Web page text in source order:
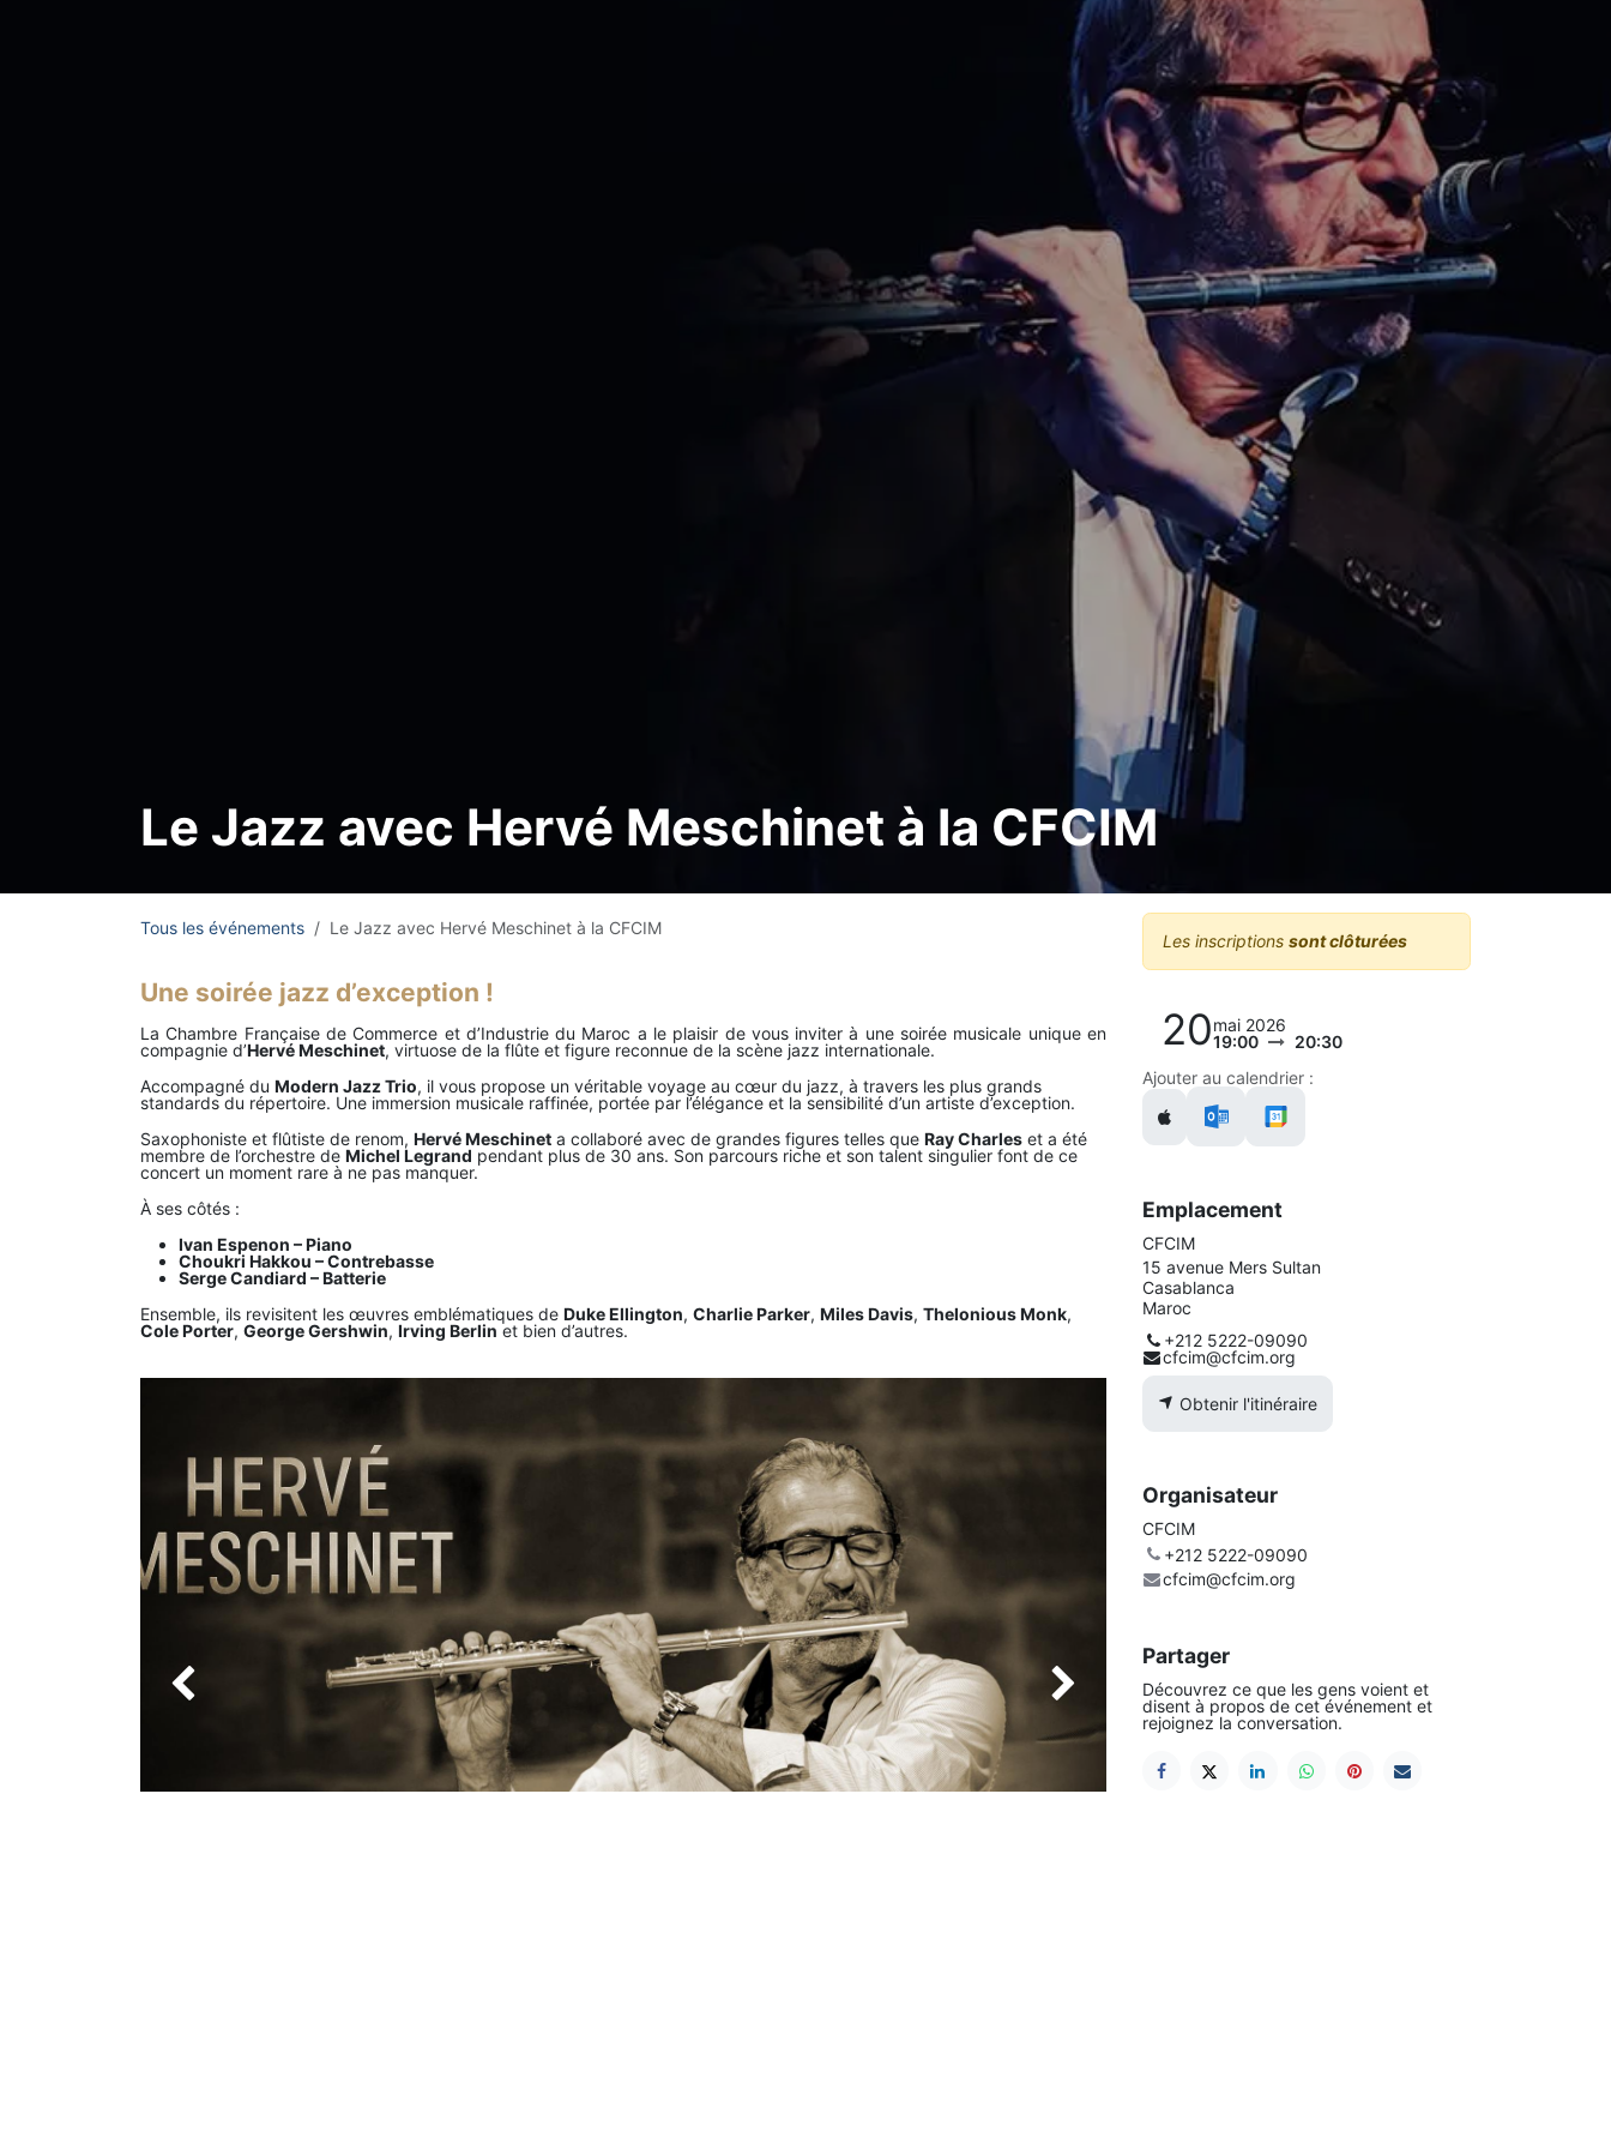
Le Jazz avec Hervé Meschinet à la CFCIM
Tous les événements Le Jazz avec Hervé Meschinet à la CFCIM
Une soirée jazz d’exception ​ !
La Chambre Française de Commerce et d’Industrie du Maroc a le plaisir de vous inviter à une soirée musicale unique en
compagnie d’Hervé Meschinet, virtuose de la flûte et figure reconnue de la scène jazz internationale.
Accompagné du Modern Jazz Trio, il vous propose un véritable voyage au cœur du jazz, à travers les plus grands
standards du répertoire. Une immersion musicale raffinée, portée par l’élégance et la sensibilité d’un artiste d’exception.
Saxophoniste et flûtiste de renom, Hervé Meschinet a collaboré avec de grandes figures telles que Ray Charles et a été
membre de l’orchestre de Michel Legrand pendant plus de 30 ans. Son parcours riche et son talent singulier font de ce
concert un moment rare à ne pas manquer.
À ses côtés :
Ivan Espenon – Piano
Choukri Hakkou – Contrebasse
Serge Candiard – Batterie
Ensemble, ils revisitent les œuvres emblématiques de Duke Ellington, Charlie Parker, Miles Davis, Thelonious Monk,
Cole Porter, George Gershwin, Irving Berlin et bien d’autres.
Précédent Suivant
Les inscriptions sont clôturées
20mai 2026
19:00
20:30
Ajouter au calendrier :
Emplacement
CFCIM
15 avenue Mers Sultan
Casablanca
Maroc
+212 5222-09090
cfcim@cfcim.org
Obtenir l'itinéraire
Organisateur
CFCIM
+212 5222-09090
cfcim@cfcim.org
Partager
Découvrez ce que les gens voient et
disent à propos de cet événement et
rejoignez la conversation.